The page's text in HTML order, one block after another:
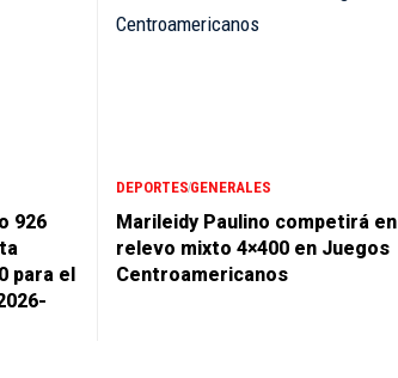
926
para el
DEPORTESGENERALES
Marileidy Paulino competirá en
relevo mixto 4×400 en Juegos
Centroamericanos